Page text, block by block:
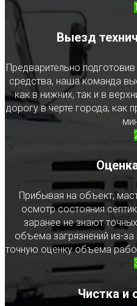
1
Выезд
Предварительно
средства, наша команда
как в нижних, так и в
дорогу в черте города, как
Прибывая на объект,
осмотр состояния
заранее не знают
объема загрязнений из-
точную оценку объема
Чистка и